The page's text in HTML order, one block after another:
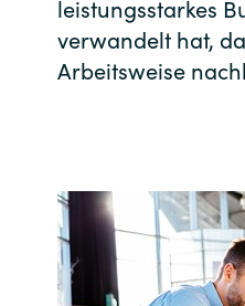
leistungsstarkes
verwandelt hat,
Arbeitsweise